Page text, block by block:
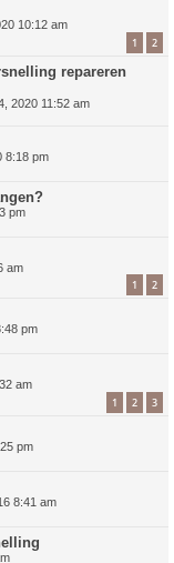
10:12 am
1 2
repareren
2020 11:52 am
8:18 pm
pm
am
1 2
pm
am
1 2 3
pm
8:41 am